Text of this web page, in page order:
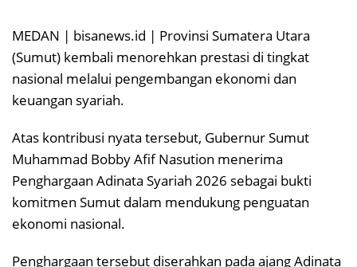
MEDAN | bisanews.id | Provinsi Sumatera Utara
(Sumut) kembali menorehkan prestasi di tingkat
nasional melalui pengembangan ekonomi dan
keuangan syariah.
Atas kontribusi nyata tersebut, Gubernur Sumut
Muhammad Bobby Afif Nasution menerima
Penghargaan Adinata Syariah 2026 sebagai bukti
komitmen Sumut dalam mendukung penguatan
ekonomi nasional.
Penghargaan tersebut diserahkan pada ajang Adinata